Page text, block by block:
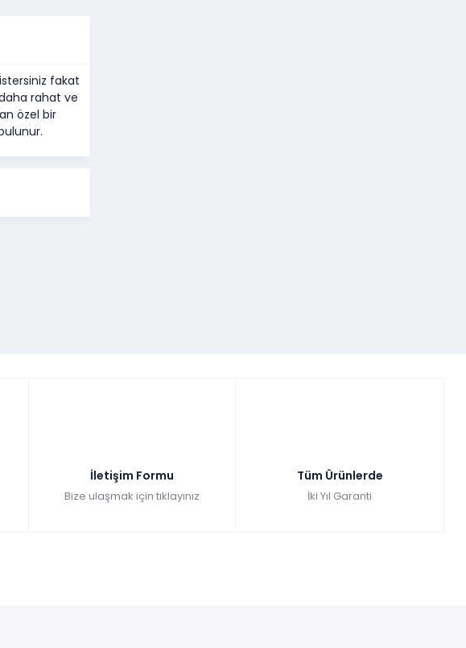
fakat
rahat ve
özel bir
İletişim Formu
Bize ulaşmak için tıklayınız
Tüm Ürünlerde
İki Yıl Garanti